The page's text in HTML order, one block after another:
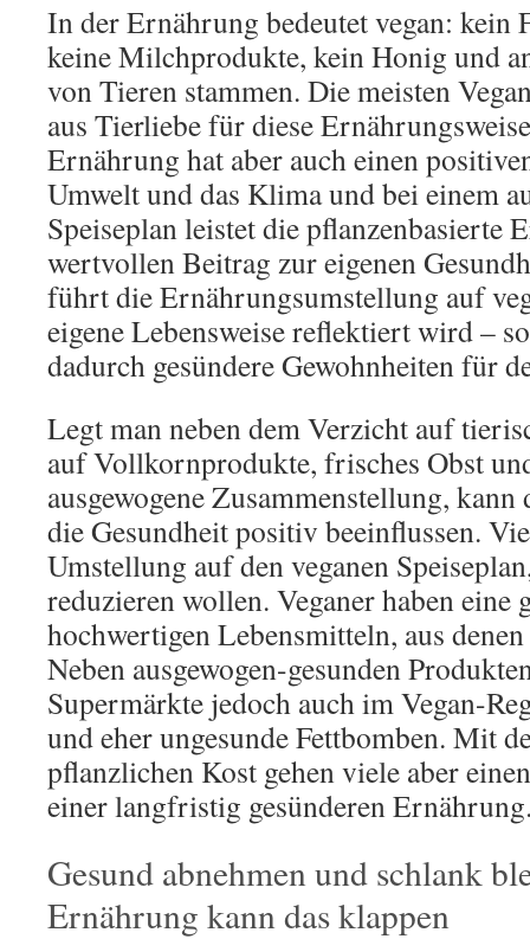
In der Ernährung bedeutet vegan: kein
keine Milchprodukte, kein Honig und
von Tieren stammen. Die meisten
aus Tierliebe für diese
Ernährung hat aber auch einen
Umwelt und das Klima und bei einem
Speiseplan leistet die pflanzenbasierte
wertvollen Beitrag zur eigenen
führt die Ernährungsumstellung auf
eigene Lebensweise reflektiert wird –
dadurch gesündere Gewohnheiten für
Legt man neben dem Verzicht auf
auf Vollkornprodukte, frisches Obst
ausgewogene Zusammenstellung,
die Gesundheit positiv beeinflussen.
Umstellung auf den veganen
reduzieren wollen. Veganer haben eine
hochwertigen Lebensmitteln, aus
Neben ausgewogen-gesunden
Supermärkte jedoch auch im Vegan-
und eher ungesunde Fettbomben. Mit
pflanzlichen Kost gehen viele aber
einer langfristig gesünderen
Gesund abnehmen und schlank
Ernährung kann das klappen